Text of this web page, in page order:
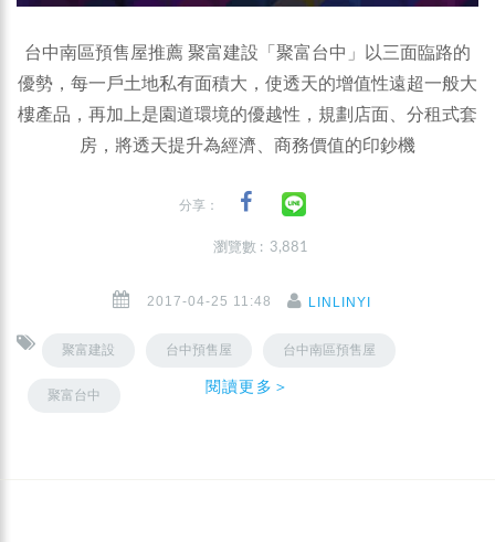
台中南區預售屋推薦 聚富建設「聚富台中」以三面臨路的
優勢，每一戶土地私有面積大，使透天的增值性遠超一般大
樓產品，再加上是園道環境的優越性，規劃店面、分租式套
房，將透天提升為經濟、商務價值的印鈔機
分享：
瀏覽數 : 3,881
2017-04-25 11:48 LINLINYI
聚富建設 台中預售屋 台中南區預售屋
聚富台中 閱讀更多＞